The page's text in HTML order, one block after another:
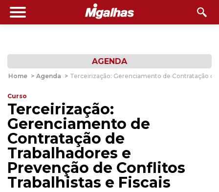
AGENDA
Home > Agenda > Terceirização: Gerenciamento de Contratação
Curso
Terceirização:
Gerenciamento de
Contratação de
Trabalhadores e
Prevenção de Conflitos
Trabalhistas e Fiscais